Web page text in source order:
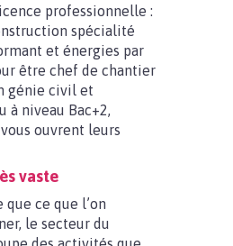
professionnelle :
spécialité
et énergies par
être chef de chantier
génie civil et
à niveau Bac+2,
ouvrent leurs
vaste
que ce que l’on
le secteur du